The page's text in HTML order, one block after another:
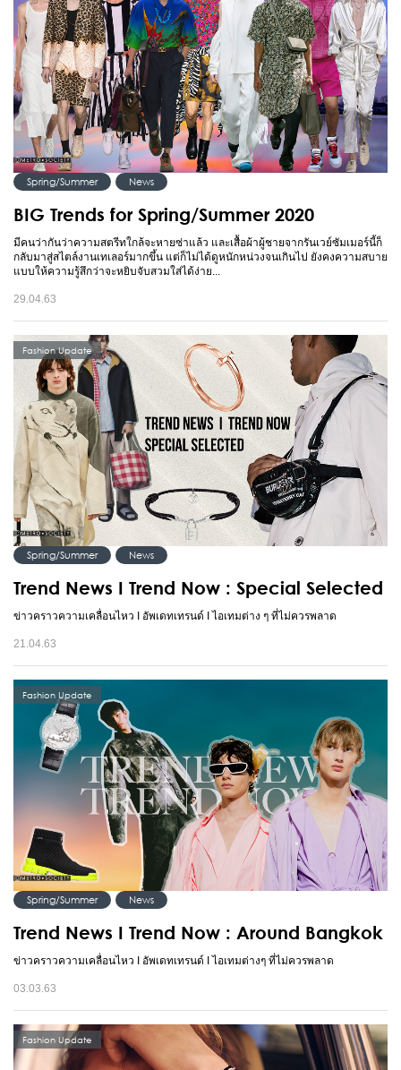
Spring/Summer News
BIG Trends for Spring/Summer 2020
มีคนว่ากันว่าความสตรีทใกล้จะหายซ่าแล้ว และเสื้อผ้าผู้ชายจากรันเวย์ซัมเมอร์นี้ก็
กลับมาสู่สไตล์งานเทเลอร์มากขึ้น แต่ก็ไม่ได้ดูหนักหน่วงจนเกินไป ยังคงความสบาย
แบบให้ความรู้สึกว่าจะหยิบจับสวมใส่ได้ง่าย...
29.04.63
Fashion Update
Spring/Summer News
Trend News I Trend Now : Special Selected
ข่าวคราวความเคลื่อนไหว I อัพเดทเทรนด์ I ไอเทมต่าง ๆ ที่ไม่ควรพลาด
21.04.63
Fashion Update
Spring/Summer News
Trend News I Trend Now : Around Bangkok
ข่าวคราวความเคลื่อนไหว I อัพเดทเทรนด์ I ไอเทมต่างๆ ที่ไม่ควรพลาด
03.03.63
Fashion Update